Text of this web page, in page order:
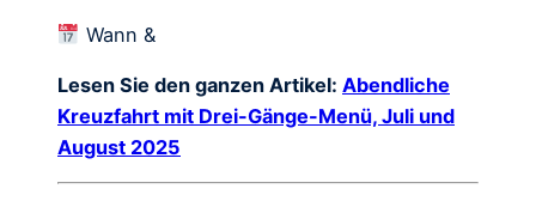
Wann &
Lesen Sie den ganzen Artikel: Abendliche
Kreuzfahrt mit Drei-Gänge-Menü, Juli und
August 2025